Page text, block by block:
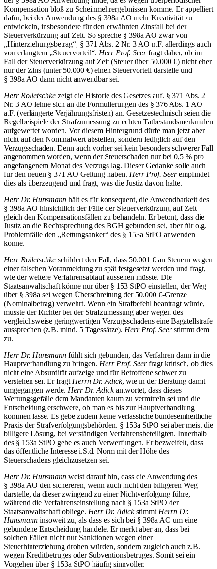
Kompensation bloß zu Scheinmehrergebnissen komme. Er appelliert
dafür, bei der Anwendung des § 398a AO mehr Kreativität zu
entwickeln, insbesondere für den erwähnten Zinsfall bei der
Steuerverkürzung auf Zeit. So spreche § 398a AO zwar von
„Hinterziehungsbetrag“, § 371 Abs. 2 Nr. 3 AO n.F. allerdings auch
von erlangtem „Steuervorteil“. Herr Prof. Seerfragt daher, ob im
Fall der Steuerverkürzung auf Zeit (Steuer über 50.000 €) nicht eher
nur der Zins (unter 50.000 €) einen Steuervorteil darstelle und
§ 398a AO dann nicht anwendbar sei.
Herr Rolletschke zeigt die Historie des Gesetzes auf. § 371 Abs. 2
Nr. 3 AO lehne sich an die Formulierungen des § 376 Abs. 1 AO
a.F. (verlängerte Verjährungsfristen) an. Gesetzestechnisch seien die
Regelbeispiele der Strafzumessung zu echten Tatbestandsmerkmalen
aufgewertet worden. Vor diesem Hintergrund dürfe man jetzt aber
nicht auf den Nominalwert abstellen, sondern lediglich auf den
Verzugsschaden. Denn auch vorher sei kein besonders schwerer Fall
angenommen worden, wenn der Steuerschaden nur bei 0,5 % pro
angefangenem Monat des Verzugs lag. Dieser Gedanke solle auch
für den neuen § 371 AO Geltung haben. Herr Prof. Seerempfindet
dies als überzeugend und fragt, was die Justiz davon halte.
Herr Dr. Hunsmann hält es für konsequent, die Anwendbarkeit des
§ 398a AO hinsichtlich der Fälle der Steuerverkürzung auf Zeit
gleich den Kompensationsfällen zu behandeln. Er betont, dass die
Justiz an die Rechtsprechung des BGH gebunden sei, aber für o.g.
Problemfälle den „Rettungsanker“ des § 153a StPO anwenden
könne.
Herr Rolletschke schildert den Fall, dass 50.001 € an Steuern wegen
einer falschen Voranmeldung zu spät festgesetzt werden und fragt,
wie der weitere Verfahrensablauf aussehen müsste. Die
Staatsanwaltschaft könne nur über § 153 StPO einstellen, der Weg
über § 398a sei wegen Überschreitung der 50.000 €-Grenze
(Nominalbetrag) verwehrt. Wenn ein Strafbefehl beantragt würde,
müsste der Richter bei der Strafzumessung aber wegen des
vergleichsweise geringwertigen Verzugsschadens eine Bagatellstrafe
aussprechen (z.B. mind. 5 Tagessätze). Herr Prof. Seerstimmt dem
zu.
Herr Dr. Hunsmann fühlt sich gebunden, das Verfahren dann in die
Hauptverhandlung zu bringen. Herr Prof. Seerfragt kritisch, ob dies
nicht eine Absurdität aufzeige und für Betroffene schwer zu
verstehen sei. Er fragtHerrn Dr. Adick, wie in der Beratung damit
umgegangen werde. Herr Dr. Adickantwortet, dass dieses
Wertungsgefälle dem Mandanten kaum zu vermitteln sei und die
Entscheidung erschwere, ob man es bis zur Hauptverhandlung
kommen lasse. Es gebe zudem keine verlässliche bundeseinheitliche
Praxis der Strafverfolgungsbehörden. § 153a StPO sei aber meist die
billigere Lösung, bei verständigen Verfahrensbeteiligten. Innerhalb
des § 153a StPO gebe es auch Verwerfungen. Er bezweifelt, dass
das öffentliche Interesse i.S.d. Norm mit der Höhe des
Steuerschadens gleichzusetzen sei.
Herr Dr. Hunsmann weist darauf hin, dass die Anwendung des
§ 398a AO den sichereren, wenn auch nicht den billigeren Weg
darstelle, da dieser zwingend zu einer Nichtverfolgung führe,
während die Verfahrenseinstellung nach § 153a StPO der
Staatsanwaltschaft obliege. Herr Dr. AdickstimmtHerrn Dr.
Hunsmann insoweit zu, als dass es sich bei § 398a AO um eine
gebundene Entscheidung handele. Er merkt aber an, dass bei
solchen Fällen nicht nur Sanktionen wegen einer
Steuerhinterziehung drohen würden, sondern zugleich auch z.B.
wegen Kreditbetruges oder Subventionsbetruges. Somit sei ein
Vorgehen über § 153a StPO häufig sinnvoller.